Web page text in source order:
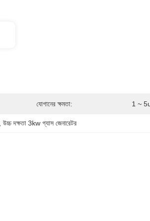
যোগানের ক্ষমতা: 1 ~
উচ্চ দক্ষতা 3kw গ্যাস জেনারেটর